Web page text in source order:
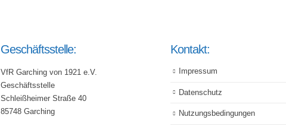
Geschäftsstelle:
VfR Garching von 1921 e.V.
Geschäftsstelle
Schleißheimer Straße 40
85748 Garching
Kontakt:
Impressum
Datenschutz
Nutzungsbedingungen